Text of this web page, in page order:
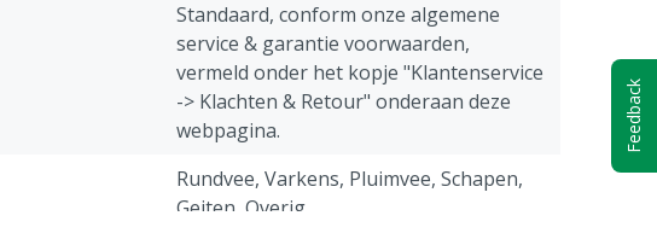
Standaard, conform onze algemene
service & garantie voorwaarden,
vermeld onder het kopje "Klantenservice
-> Klachten & Retour" onderaan deze
webpagina.
Rundvee, Varkens, Pluimvee, Schapen,
Geiten, Overig
Feedback